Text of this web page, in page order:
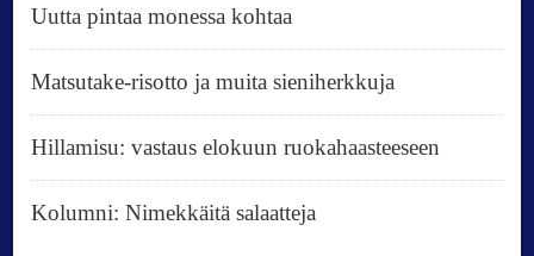
Uutta pintaa monessa kohtaa
Matsutake-risotto ja muita sieniherkkuja
Hillamisu: vastaus elokuun ruokahaasteeseen
Kolumni: Nimekkäitä salaatteja